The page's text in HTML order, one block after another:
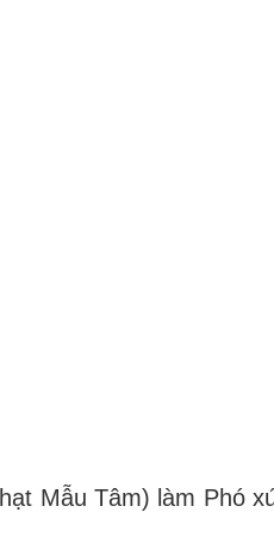
Mẫu Tâm) làm Phó